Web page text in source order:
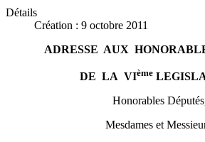
Détails
Création : 9 octobre 2011
ADRESSE AUX
DE LA VIème
Honorables
Mesdames et